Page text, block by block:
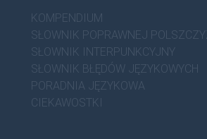
KOMPENDIUM
SŁOWNIK POPRAWNEJ
SŁOWNIK INTERPUNKCYJNY
SŁOWNIK BŁĘDÓW JĘZYKOWYCH
PORADNIA JĘZYKOWA
CIEKAWOSTKI